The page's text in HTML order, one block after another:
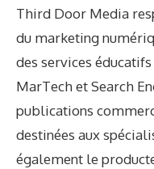
Third Door Media
du marketing
des services
MarTech et Search
publications
destinées aux
également le